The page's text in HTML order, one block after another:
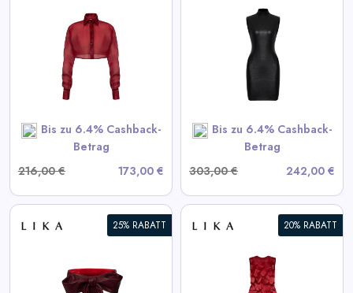
Bis zu 6.4% Cashback-
Betrag
216,00 €
173,00 €
Bis zu 6.4% Cashback-
Betrag
303,00 €
242,00 €
Schwarzes strukturiertes Mini-
View All LIKA Deals
SHOP NOW
25% RABATT 20% RABATT
Bordeaux Kleid mit
voluminösen Elementen